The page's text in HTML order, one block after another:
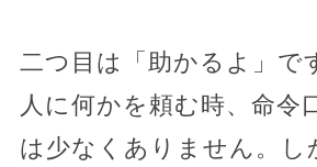
二つ目は「助かるよ」で
人に何かを頼む時、命令
は少なくありません。し